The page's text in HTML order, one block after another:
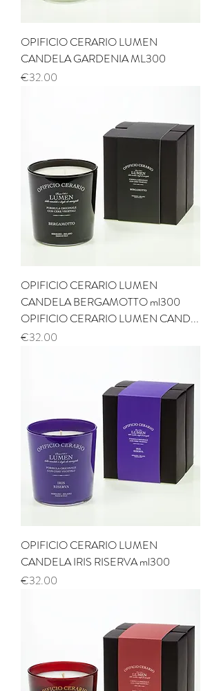
OPIFICIO CERARIO LUMEN
CANDELA GARDENIA ML300
Price
€32.00
OPIFICIO CERARIO LUMEN
CANDELA BERGAMOTTO ml300
OPIFICIO CERARIO LUMEN CAND...
Price
€32.00
OPIFICIO CERARIO LUMEN
CANDELA IRIS RISERVA ml300
Price
€32.00